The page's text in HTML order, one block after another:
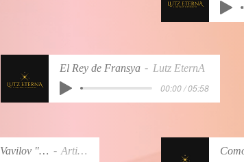
El Rey de Fransya
Lutz EternA
00:00 / 05:58
Ave Maria de Vavilov "dit de Caccini"lov
Artist Name